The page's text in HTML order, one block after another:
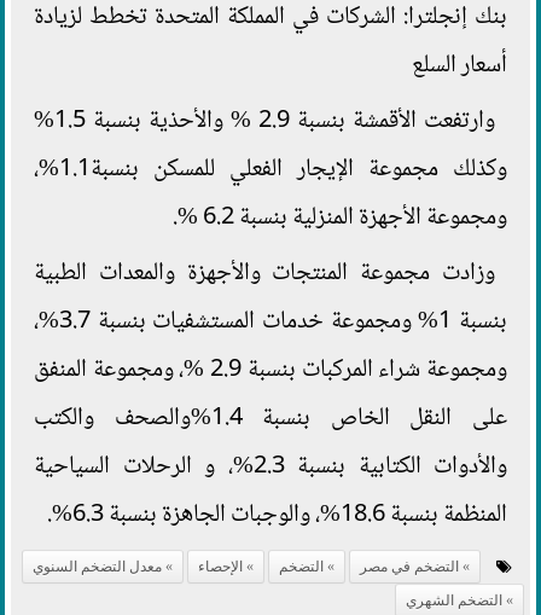
بنك إنجلترا: الشركات في المملكة المتحدة تخطط لزيادة
أسعار السلع
وارتفعت الأقمشة بنسبة 2.9 % والأحذية بنسبة 1.5%
وكذلك مجموعة الإيجار الفعلي للمسكن بنسبة1.1%،
ومجموعة الأجهزة المنزلية بنسبة 6.2 %.
وزادت مجموعة المنتجات والأجهزة والمعدات الطبية
بنسبة 1% ومجموعة خدمات المستشفيات بنسبة 3.7%،
ومجموعة شراء المركبات بنسبة 2.9 %، ومجموعة المنفق
على النقل الخاص بنسبة 1.4%والصحف والكتب
والأدوات الكتابية بنسبة 2.3%، و الرحلات السياحية
المنظمة بنسبة 18.6%، والوجبات الجاهزة بنسبة 6.3%.
التضخم في مصر التضخم الإحصاء
معدل التضخم السنوي
التضخم الشهري